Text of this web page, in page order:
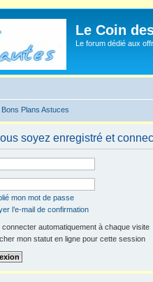
Le Coin
Le forum dédié aux
Bons Plans Astuces
soyez enregistré et
mon mot de passe
l’e-mail de confirmation
connecter automatiquement à chaque visite
mon statut en ligne pour cette session